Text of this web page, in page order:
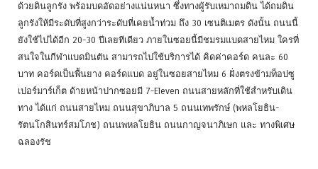
ด้วยดินลูกรัง พร้อมบดอัดอย่างแน่นหนา ซึ่งทางผู้รับเหมาถมดิน ได้ถมดิน
ลูกรังให้มีระดับที่สูงกว่าระดับที่เคยน้ำท่วม ถึง 30 เซนติเมตร ดังนั้น ถนนนี้
ยังใช้ไปได้อีก 20-30 ปีเลยทีเดียว ภายในซอยนี้มีชมรมแบดสายไหม ใครที่
สนใจในกีฬาแบดมินตัน สามารถไปใช้บริการได้ คิดค่าคอร์ด คนละ 60
บาท คอร์ดเป็นพื้นยาง คอร์ดแบด อยู่ในซอยสายไหม 6 ฝั่งตรงข้ามท็อปซู
เปอร์มาร์เก็ต ด้ายหน้าปากซอยมี 7-Eleven ถนนสายหลักที่ใช้สำหรับเดิน
ทาง ได้แก่ ถนนสายไหม ถนนสุขาภิบาล 5 ถนนเทพรักษ์ (พหลโยธิน-
รัตนโกสินทร์สมโภช) ถนนพหลโยธิน ถนนกาญจนาภิเษก และ ทางพิเศษ
ฉลองรัช